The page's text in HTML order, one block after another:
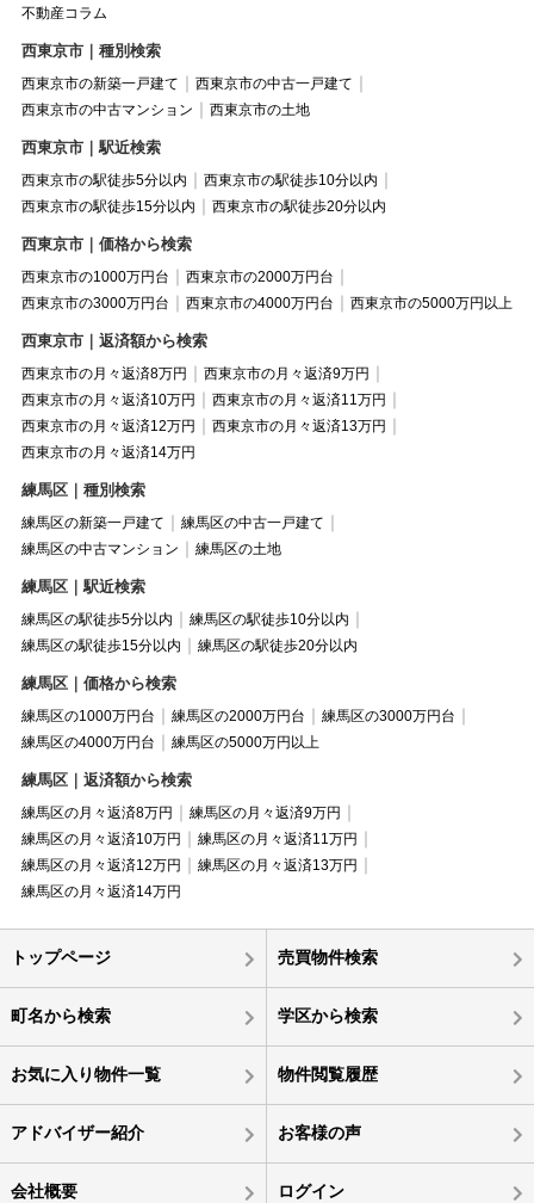
不動産コラム
西東京市｜種別検索
西東京市の新築一戸建て
西東京市の中古一戸建て
西東京市の中古マンション
西東京市の土地
西東京市｜駅近検索
西東京市の駅徒歩5分以内
西東京市の駅徒歩10分以内
西東京市の駅徒歩15分以内
西東京市の駅徒歩20分以内
西東京市｜価格から検索
西東京市の1000万円台
西東京市の2000万円台
西東京市の3000万円台
西東京市の4000万円台 西東京市の5000万円以上
西東京市｜返済額から検索
西東京市の月々返済8万円
西東京市の月々返済9万円
西東京市の月々返済10万円
西東京市の月々返済11万円
西東京市の月々返済12万円
西東京市の月々返済13万円
西東京市の月々返済14万円
練馬区｜種別検索
練馬区の新築一戸建て
練馬区の中古一戸建て
練馬区の中古マンション
練馬区の土地
練馬区｜駅近検索
練馬区の駅徒歩5分以内
練馬区の駅徒歩10分以内
練馬区の駅徒歩15分以内
練馬区の駅徒歩20分以内
練馬区｜価格から検索
練馬区の1000万円台 練馬区の2000万円台
練馬区の3000万円台
練馬区の4000万円台
練馬区の5000万円以上
練馬区｜返済額から検索
練馬区の月々返済8万円
練馬区の月々返済9万円
練馬区の月々返済10万円
練馬区の月々返済11万円
練馬区の月々返済12万円
練馬区の月々返済13万円
練馬区の月々返済14万円
トップページ 売買物件検索
町名から検索 学区から検索
お気に入り物件一覧 物件閲覧履歴
アドバイザー紹介 お客様の声
会社概要 ログイン